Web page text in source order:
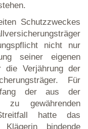
Schutzzweckes
nicht nur
seiner eigenen
die Verjährung der
Für
der aus der
zu gewährenden
hatte das
bindende